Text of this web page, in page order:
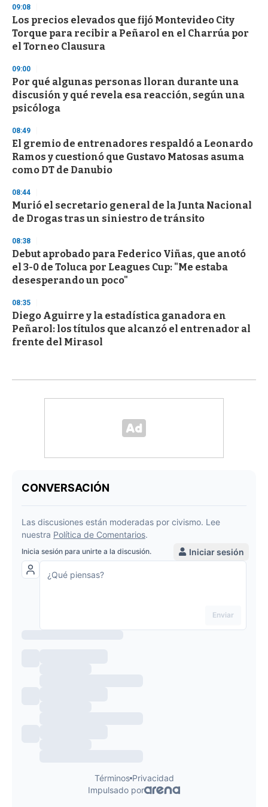
09:08
Los precios elevados que fijó Montevideo City
Torque para recibir a Peñarol en el Charrúa por
el Torneo Clausura
09:00
Por qué algunas personas lloran durante una
discusión y qué revela esa reacción, según una
psicóloga
08:49
El gremio de entrenadores respaldó a Leonardo
Ramos y cuestionó que Gustavo Matosas asuma
como DT de Danubio
08:44
Murió el secretario general de la Junta Nacional
de Drogas tras un siniestro de tránsito
08:38
Debut aprobado para Federico Viñas, que anotó
el 3-0 de Toluca por Leagues Cup: "Me estaba
desesperando un poco"
08:35
Diego Aguirre y la estadística ganadora en
Peñarol: los títulos que alcanzó el entrenador al
frente del Mirasol